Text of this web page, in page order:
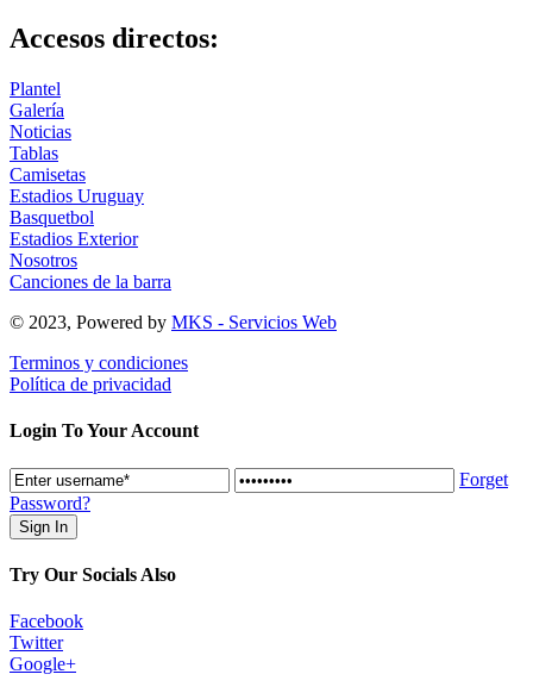
Accesos directos:
Plantel
Galería
Noticias
Tablas
Camisetas
Estadios Uruguay
Basquetbol
Estadios Exterior
Nosotros
Canciones de la barra
© 2023, Powered by MKS - Servicios Web
Terminos y condiciones
Política de privacidad
Login To Your Account
Forget
Password?
Try Our Socials Also
Facebook
Twitter
Google+